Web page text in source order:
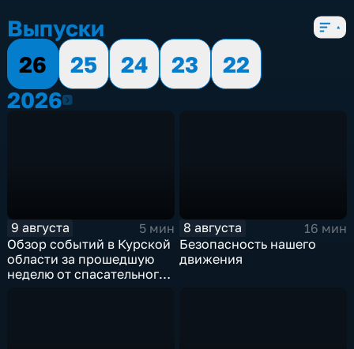
Выпуски
26
25 24 23
22
20262026
9 августа
5 мин
Обзор событий в Курской
области за прошедшую
неделю от спасательного
8 августа
16 мин
Безопасность нашего
движения